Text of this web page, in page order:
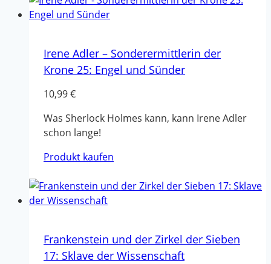
Irene Adler – Sonderermittlerin der
Krone 25: Engel und Sünder
10,99€
Was Sherlock Holmes kann, kann Irene Adler
schon lange!
Produkt kaufen
Frankenstein und der Zirkel der Sieben
17: Sklave der Wissenschaft